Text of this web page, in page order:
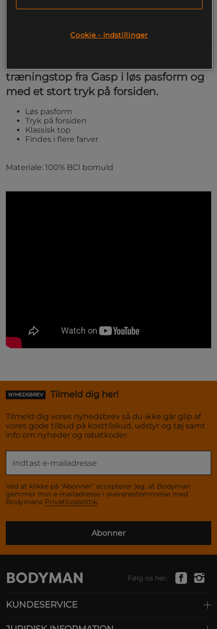
træningstop fra Gasp i løs pasform og
med et stort tryk på forsiden.
Løs pasform
Tryk på forsiden
Klassisk top
Findes i flere farver
Materiale: 100% BCI bomuld
NYHEDSBREV Tilmeld dig her!
Tilmeld dig vores nyhedsbrev så du ikke går glip af
vores gode tilbud på kosttilskud, udstyr og tøj samt
info om nyheder og rabatkoder.
Ved at klikke på "Abonner" accepterer jeg, at Bodyman
gemmer min e-mailadresse i overensstemmelse med
Bodymans Privatlivspolitik.
Abonner
Følg os her:
KUNDESERVICE
Cookie - indstillinger